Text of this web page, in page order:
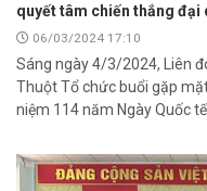
quyết tâm chiến thắng đại
06/03/2024 17:10
Sáng ngày 4/3/2024, Liên
Thuột Tổ chức buổi gặp
niệm 114 năm Ngày Quốc